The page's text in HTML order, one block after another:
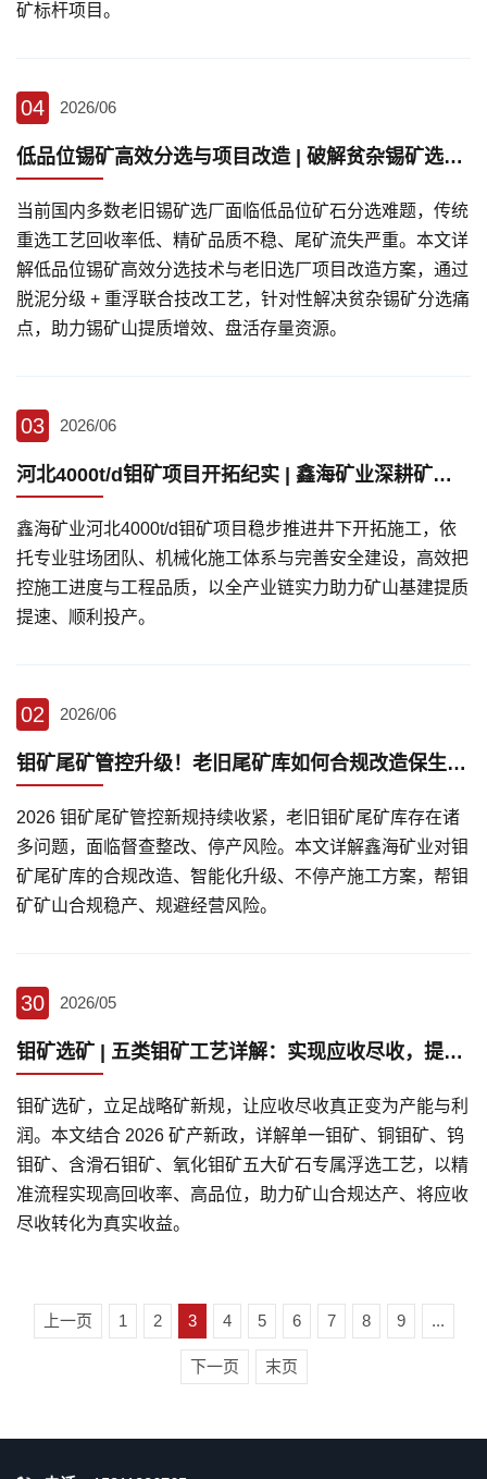
矿标杆项目。
04 2026/06
低品位锡矿高效分选与项目改造 | 破解贫杂锡矿选矿低效难题
当前国内多数老旧锡矿选厂面临低品位矿石分选难题，传统
重选工艺回收率低、精矿品质不稳、尾矿流失严重。本文详
解低品位锡矿高效分选技术与老旧选厂项目改造方案，通过
脱泥分级 + 重浮联合技改工艺，针对性解决贫杂锡矿分选痛
点，助力锡矿山提质增效、盘活存量资源。
03 2026/06
河北4000t/d钼矿项目开拓纪实 | 鑫海矿业深耕矿山基建
鑫海矿业河北4000t/d钼矿项目稳步推进井下开拓施工，依
托专业驻场团队、机械化施工体系与完善安全建设，高效把
控施工进度与工程品质，以全产业链实力助力矿山基建提质
提速、顺利投产。
02 2026/06
钼矿尾矿管控升级！老旧尾矿库如何合规改造保生产？
2026 钼矿尾矿管控新规持续收紧，老旧钼矿尾矿库存在诸
多问题，面临督查整改、停产风险。本文详解鑫海矿业对钼
矿尾矿库的合规改造、智能化升级、不停产施工方案，帮钼
矿矿山合规稳产、规避经营风险。
30 2026/05
钼矿选矿 | 五类钼矿工艺详解：实现应收尽收，提升真实收益
钼矿选矿，立足战略矿新规，让应收尽收真正变为产能与利
润。本文结合 2026 矿产新政，详解单一钼矿、铜钼矿、钨
钼矿、含滑石钼矿、氧化钼矿五大矿石专属浮选工艺，以精
准流程实现高回收率、高品位，助力矿山合规达产、将应收
尽收转化为真实收益。
上一页 1 2 3 4 5 6 7 8 9 ...
下一页 末页